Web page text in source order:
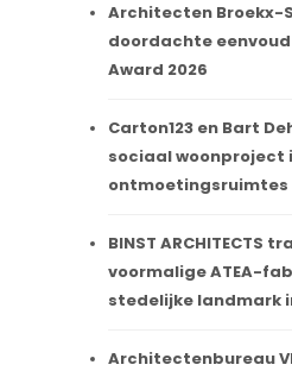
Architecten Broekx-
doordachte
Award 2026
Carton123 en Bart
sociaal woonproject
ontmoetingsruimtes
BINST ARCHITECTS
voormalige ATEA-
stedelijke landmark
Architectenbureau